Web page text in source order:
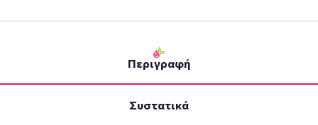
Περιγραφή
Συστατικά